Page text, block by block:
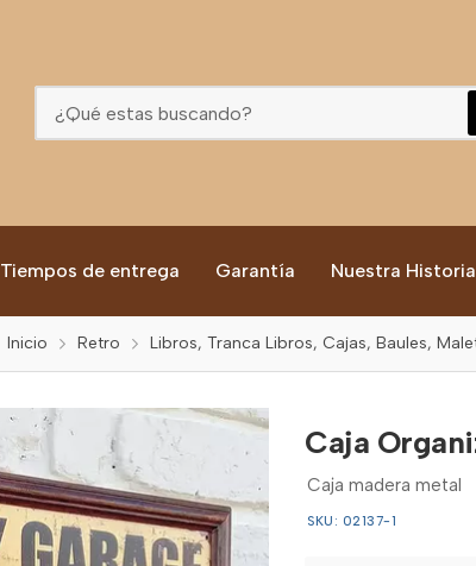
Tiempos de entrega Garantía Nuestra Historia
Inicio Retro Libros, Tranca Libros, Cajas, Baules,
Caja
Caja madera metal
SKU: 02137-1